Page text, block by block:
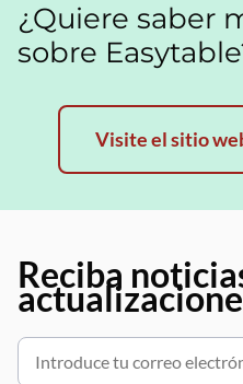
¿Quiere saber
sobre
Visite el sitio
Reciba